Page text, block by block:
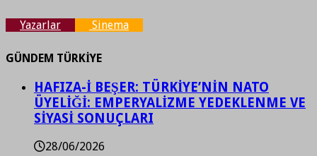
Yazarlar Sinema
GÜNDEM TÜRKİYE
HAFIZA-İ BEŞER: TÜRKİYE’NİN NATO
ÜYELİĞİ: EMPERYALİZME YEDEKLENME VE
SİYASİ SONUÇLARI
28/06/2026